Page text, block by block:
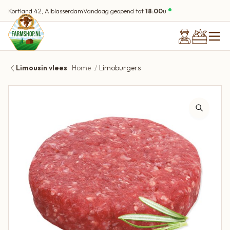
Kortland 42, AlblasserdamVandaag geopend tot18:00u
Limousin vlees Home Limoburgers